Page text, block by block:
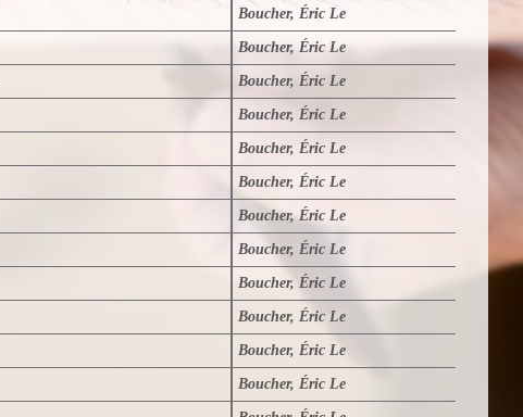
Boucher, Éric Le
Boucher, Éric Le
Boucher, Éric Le
Boucher, Éric Le
Boucher, Éric Le
Boucher, Éric Le
Boucher, Éric Le
Boucher, Éric Le
Boucher, Éric Le
Boucher, Éric Le
Boucher, Éric Le
Boucher, Éric Le